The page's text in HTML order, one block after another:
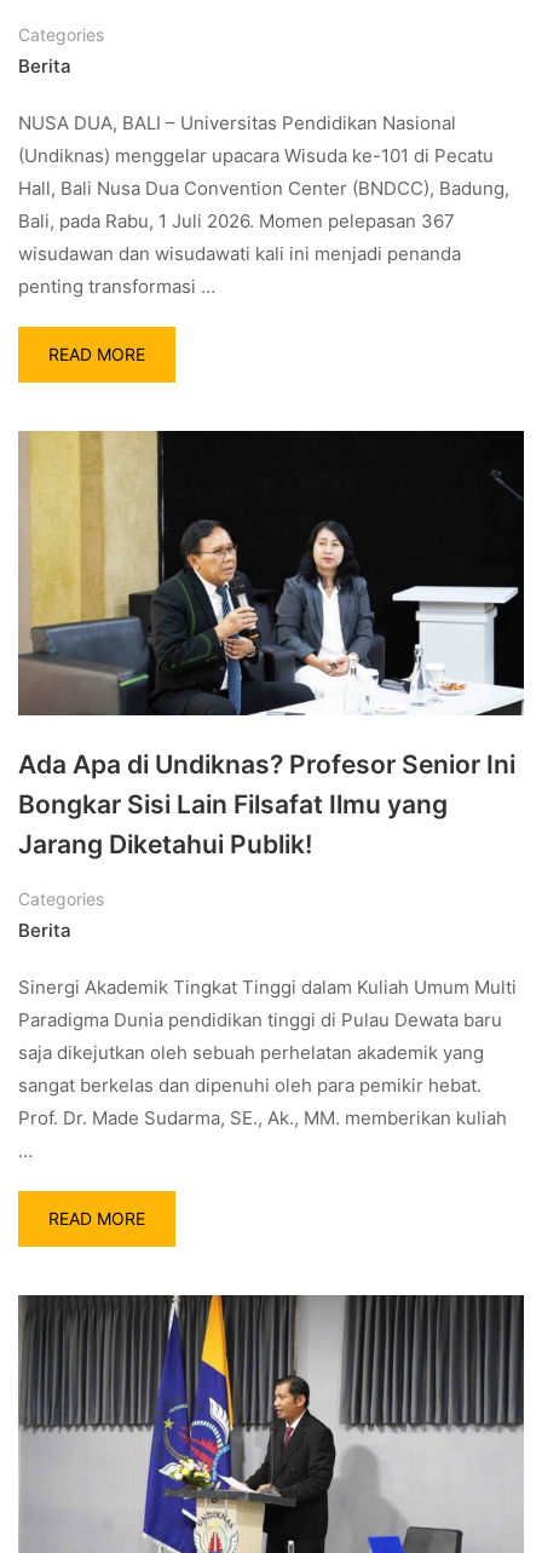
Categories
Berita
NUSA DUA, BALI – Universitas Pendidikan Nasional
(Undiknas) menggelar upacara Wisuda ke-101 di Pecatu
Hall, Bali Nusa Dua Convention Center (BNDCC), Badung,
Bali, pada Rabu, 1 Juli 2026. Momen pelepasan 367
wisudawan dan wisudawati kali ini menjadi penanda
penting transformasi …
READ MORE
Ada Apa di Undiknas? Profesor Senior Ini
Bongkar Sisi Lain Filsafat Ilmu yang
Jarang Diketahui Publik!
Categories
Berita
Sinergi Akademik Tingkat Tinggi dalam Kuliah Umum Multi
Paradigma Dunia pendidikan tinggi di Pulau Dewata baru
saja dikejutkan oleh sebuah perhelatan akademik yang
sangat berkelas dan dipenuhi oleh para pemikir hebat.
Prof. Dr. Made Sudarma, SE., Ak., MM. memberikan kuliah
…
READ MORE